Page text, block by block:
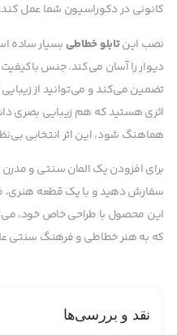
کانونی در دکوراسیون شما عمل کند.
نصب اینتابلو خطاطی بسیار ساده
دیوار را آسان می‌کند. جنس
تضمین می‌کند و می‌توانید از زیبایی
اثری هستید که هم زیبایی بصری
هماهنگ شود، این اثر انتخابی
برای افزودن یک المان سنتی و مدرن
سفارش دهید و با یک قطعه هنری،
این محصول با طراحی خاص خود،
که به هنر خطاطی و فرهنگ سنتی
نقد و بررسی‌ها